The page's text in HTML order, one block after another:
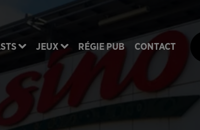
JEUX RÉGIE PUB CONTACT